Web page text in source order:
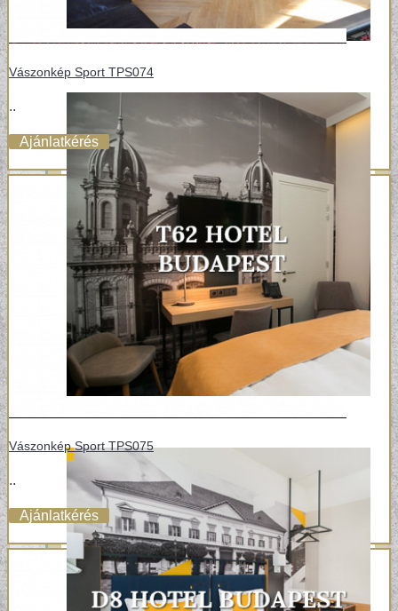
Vászonkép Sport TPS074
..
Ajánlatkérés
Vászonkép Sport TPS075
..
Ajánlatkérés